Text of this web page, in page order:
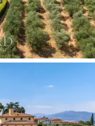
ideal para
da propriedade.